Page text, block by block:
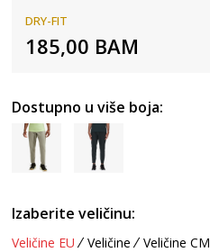
DRY-FIT
185,00 BAM
Dostupno u više boja:
Izaberite veličinu:
Veličine EU Veličine Veličine CM